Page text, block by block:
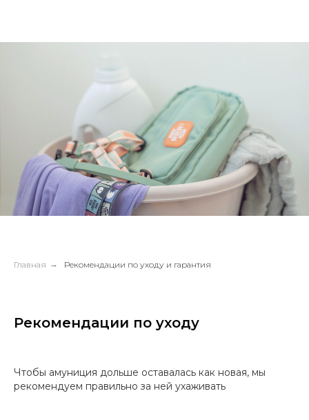
Главная → Рекомендации по уходу и гарантия
Рекомендации по уходу
Чтобы амуниция дольше оставалась как новая, мы
рекомендуем правильно за ней ухаживать